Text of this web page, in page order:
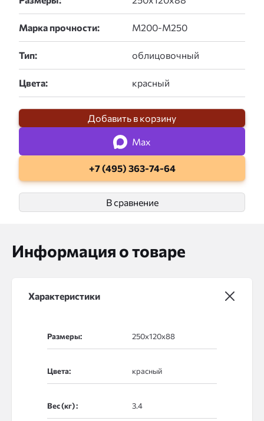
Марка прочности:
Тип:
Цвета:
Добавить в корзину
Max
+7 (495) 363-74-64
В сравнение
Информация о товаре
Характеристики
Размеры:
Цвета:
Вес (кг) :